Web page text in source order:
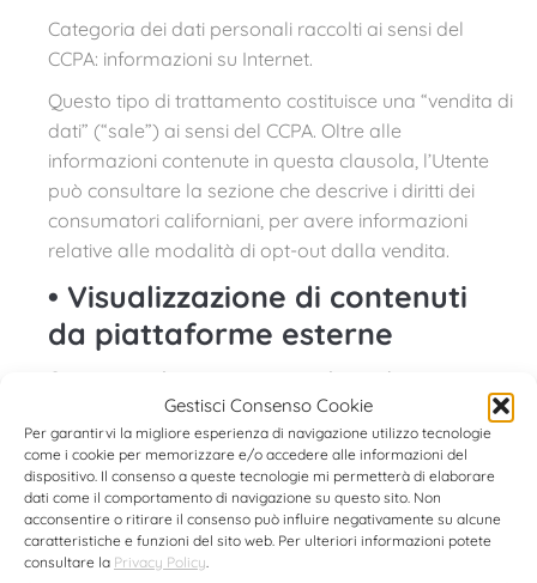
Gestisci Consenso Cookie
Per garantirvi la migliore esperienza di navigazione utilizzo tecnologie
come i cookie per memorizzare e/o accedere alle informazioni del
dispositivo. Il consenso a queste tecnologie mi permetterà di elaborare
dati come il comportamento di navigazione su questo sito. Non
acconsentire o ritirare il consenso può influire negativamente su alcune
caratteristiche e funzioni del sito web. Per ulteriori informazioni potete
consultare la Privacy Policy.
Categoria dei dati personali raccolti ai sensi del
CCPA: informazioni su Internet.
Questo tipo di trattamento costituisce una “vendita di
dati” (“sale”) ai sensi del CCPA. Oltre alle
informazioni contenute in questa clausola, l’Utente
può consultare la sezione che descrive i diritti dei
consumatori californiani, per avere informazioni
relative alle modalità di opt-out dalla vendita.
• Visualizzazione di contenuti
da piattaforme esterne
Questo tipo di servizi permette di visualizzare
contenuti ospitati su piattaforme esterne
direttamente dalle pagine di questo Sito Web e di
interagire con essi.
Questo tipo di servizio potrebbe comunque
raccogliere dati sul traffico web relativo alle pagine
dove il servizio è installato, anche quando gli utenti